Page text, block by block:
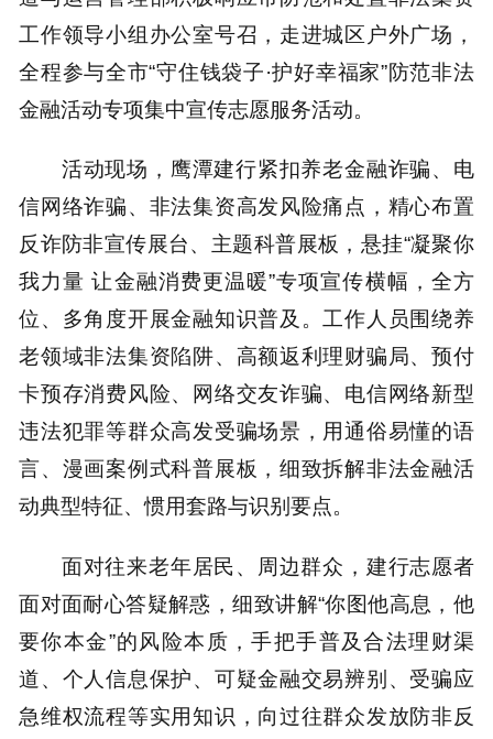
工作领导小组办公室号召，走进城区户外广场，
全程参与全市“守住钱袋子·护好幸福家”防范非法
金融活动专项集中宣传志愿服务活动。
活动现场，鹰潭建行紧扣养老金融诈骗、电
信网络诈骗、非法集资高发风险痛点，精心布置
反诈防非宣传展台、主题科普展板，悬挂“凝聚你
我力量 让金融消费更温暖”专项宣传横幅，全方
位、多角度开展金融知识普及。工作人员围绕养
老领域非法集资陷阱、高额返利理财骗局、预付
卡预存消费风险、网络交友诈骗、电信网络新型
违法犯罪等群众高发受骗场景，用通俗易懂的语
言、漫画案例式科普展板，细致拆解非法金融活
动典型特征、惯用套路与识别要点。
面对往来老年居民、周边群众，建行志愿者
面对面耐心答疑解惑，细致讲解“你图他高息，他
要你本金”的风险本质，手把手普及合法理财渠
道、个人信息保护、可疑金融交易辨别、受骗应
急维权流程等实用知识，向过往群众发放防非反